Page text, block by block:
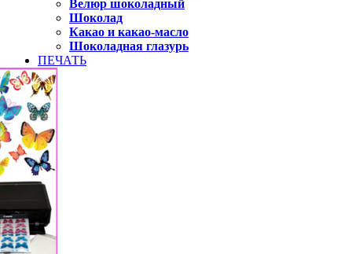
Велюр шоколадный
Шоколад
Какао и какао-масло
Шоколадная глазурь
ПЕЧАТЬ